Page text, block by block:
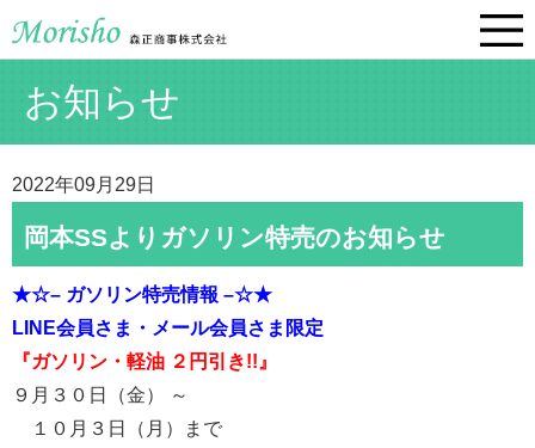
お知らせ
2022年09月29日
岡本SSよりガソリン特売のお知らせ
★☆– ガソリン特売情報 –☆★
LINE会員さま・ メール会員さま限定
『ガソリン・軽油 ２円引き!!』
９月３０日（金） ～
１０月３日（月）まで